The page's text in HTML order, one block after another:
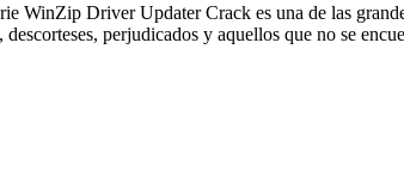
WinZip Driver Updater Crack es una de las
perjudicados y aquellos que no se